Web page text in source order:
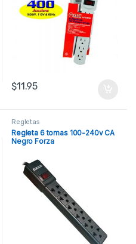
$11.95
Regletas
Regleta 6 tomas 100-240v CA
Negro Forza